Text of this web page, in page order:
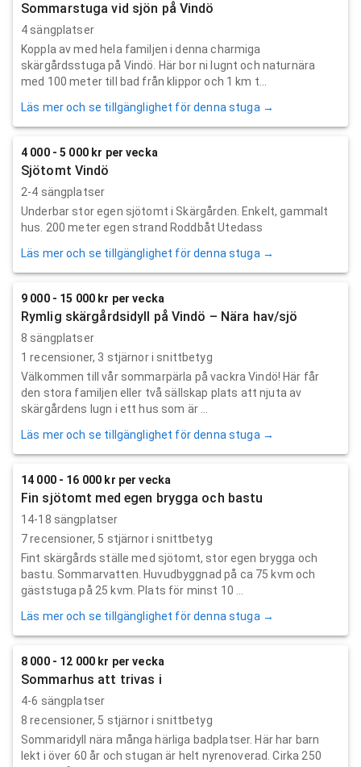
Sommarstuga vid sjön på Vindö
4 sängplatser
Koppla av med hela familjen i denna charmiga
skärgårdsstuga på Vindö. Här bor ni lugnt och naturnära
med 100 meter till bad från klippor och 1 km t...
Läs mer och se tillgänglighet för denna stuga →
4 000 - 5 000 kr per vecka
Sjötomt Vindö
2-4 sängplatser
Underbar stor egen sjötomt i Skärgården. Enkelt, gammalt
hus. 200 meter egen strand Roddbåt Utedass
Läs mer och se tillgänglighet för denna stuga →
9 000 - 15 000 kr per vecka
Rymlig skärgårdsidyll på Vindö – Nära hav/sjö
8 sängplatser
1 recensioner, 3 stjärnor i snittbetyg
Välkommen till vår sommarpärla på vackra Vindö! Här får
den stora familjen eller två sällskap plats att njuta av
skärgårdens lugn i ett hus som är ...
Läs mer och se tillgänglighet för denna stuga →
14 000 - 16 000 kr per vecka
Fin sjötomt med egen brygga och bastu
14-18 sängplatser
7recensioner, 5 stjärnor i snittbetyg
Fint skärgårds ställe med sjötomt, stor egen brygga och
bastu. Sommarvatten. Huvudbyggnad på ca 75 kvm och
gäststuga på 25 kvm. Plats för minst 10 ...
Läs mer och se tillgänglighet för denna stuga →
8 000 - 12 000 kr per vecka
Sommarhus att trivas i
4-6 sängplatser
8 recensioner, 5 stjärnor i snittbetyg
Sommaridyll nära många härliga badplatser. Här har barn
lekt i över 60 år och stugan är helt nyrenoverad. Cirka 250